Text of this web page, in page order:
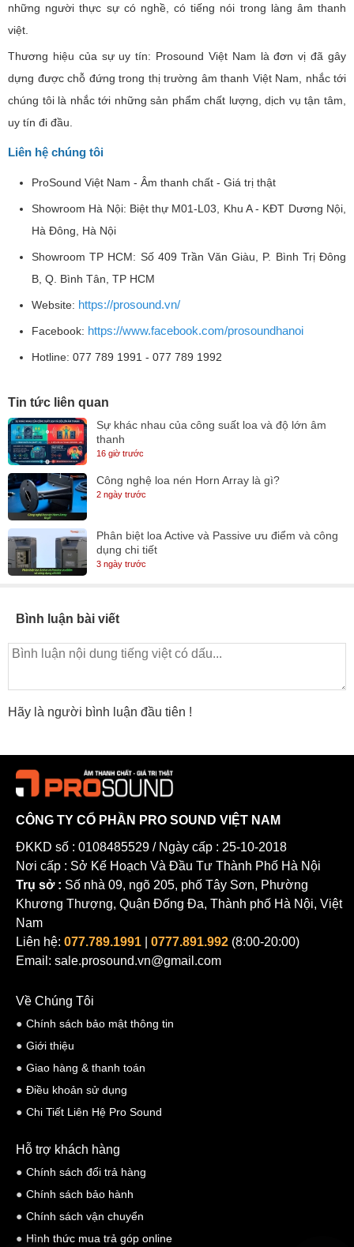
những người thực sự có nghề, có tiếng nói trong làng âm thanh
việt.
Thương hiệu của sự uy tín: Prosound Việt Nam là đơn vị đã gây
dựng được chỗ đứng trong thị trường âm thanh Việt Nam, nhắc tới
chúng tôi là nhắc tới những sản phẩm chất lượng, dịch vụ tận tâm,
uy tín đi đầu.
Liên hệ chúng tôi
ProSound Việt Nam - Âm thanh chất - Giá trị thật
Showroom Hà Nội: Biệt thự M01-L03, Khu A - KĐT Dương Nội,
Hà Đông, Hà Nội
Showroom TP HCM: Số 409 Trần Văn Giàu, P. Bình Trị Đông
B, Q. Bình Tân, TP HCM
Website: https://prosound.vn/
Facebook: https://www.facebook.com/prosoundhanoi
Hotline: 077 789 1991 - 077 789 1992
Tin tức liên quan
Sự khác nhau của công suất loa và độ lớn âm
thanh
16 giờ trước
Công nghệ loa nén Horn Array là gì?
2 ngày trước
Phân biệt loa Active và Passive ưu điểm và công
dụng chi tiết
3 ngày trước
Bình luận bài viết
Hãy là người bình luận đầu tiên !
CÔNG TY CỔ PHẦN PRO SOUND VIỆT NAM
ĐKKD số : 0108485529 / Ngày cấp : 25-10-2018
Nơi cấp : Sở Kế Hoạch Và Đầu Tư Thành Phố Hà Nội
Trụ sở : Số nhà 09, ngõ 205, phố Tây Sơn, Phường
Khương Thượng, Quận Đống Đa, Thành phố Hà Nội, Việt
Nam
Liên hệ: 077.789.1991 0777.891.992 (8:00-20:00)
Email: sale.prosound.vn@gmail.com
Về Chúng Tôi
Chính sách bảo mật thông tin
Giới thiệu
Giao hàng & thanh toán
Điều khoản sử dụng
Chi Tiết Liên Hệ Pro Sound
Hỗ trợ khách hàng
Chính sách đổi trả hàng
Chính sách bảo hành
Chính sách vận chuyển
Hình thức mua trả góp online